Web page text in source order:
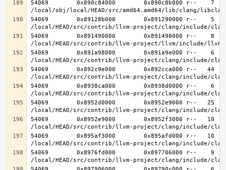
54069        0x890c84000        0x890c8b000 r--    7
54069        0x89128b000        0x891290000 r--    5
54069        0x891490000        0x891498000 r--    8
54069        0x891a98000        0x891a9e000 r--    6
54069        0x892c9e000        0x892cca000 r--   44
54069        0x8938ca000        0x8938d0000 r--    6
54069        0x8952d0000        0x8952e9000 r--   25
54069        0x8952e9000        0x8952f3000 r--   10
54069        0x895af3000        0x895afd000 r--   10
54069        0x8976fd000        0x897706000 r--    9